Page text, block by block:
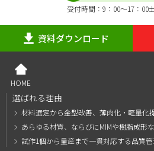
受付時間：9：00～17：00
資料ダウンロード
HOME
選ばれる理由
材料選定から金型改善、薄肉化・軽量化
あらゆる材質、ならびにMIMや樹脂成形
試作1個から量産まで一貫対応する品質